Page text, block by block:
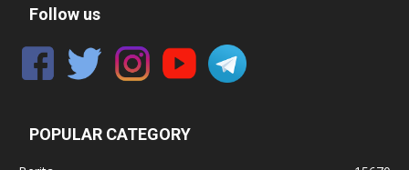
Follow us
POPULAR CATEGORY